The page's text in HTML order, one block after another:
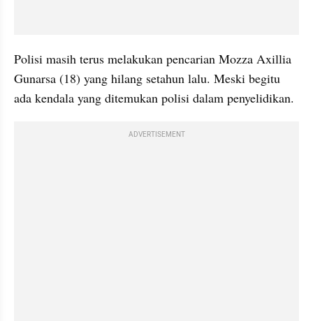
Polisi masih terus melakukan pencarian Mozza Axillia
Gunarsa (18) yang hilang setahun lalu. Meski begitu
ada kendala yang ditemukan polisi dalam penyelidikan.
ADVERTISEMENT